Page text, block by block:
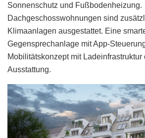
Sonnenschutz und Fußbodenheizung.
Dachgeschosswohnungen sind
Klimaanlagen ausgestattet. Eine
Gegensprechanlage mit App-
Mobilitätskonzept mit Ladeinfrastruktur
Ausstattung.